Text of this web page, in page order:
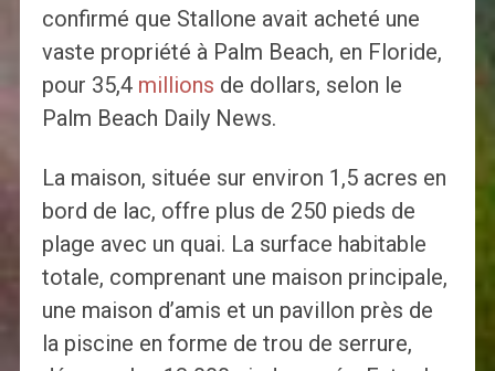
confirmé que Stallone avait acheté une
vaste propriété à Palm Beach, en Floride,
pour 35,4 millions de dollars, selon le
Palm Beach Daily News.
La maison, située sur environ 1,5 acres en
bord de lac, offre plus de 250 pieds de
plage avec un quai. La surface habitable
totale, comprenant une maison principale,
une maison d’amis et un pavillon près de
la piscine en forme de trou de serrure,